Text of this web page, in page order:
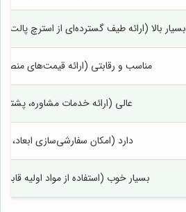
بسیار بالا (ارائه طیف گسترده‌ای از استرچ
مناسب و رقابتی (ارائه قیمت‌های
عالی (ارائه خدمات مشاوره،
دارد (امکان سفارشی‌سازی
بسیار خوب (استفاده از مواد اولیه